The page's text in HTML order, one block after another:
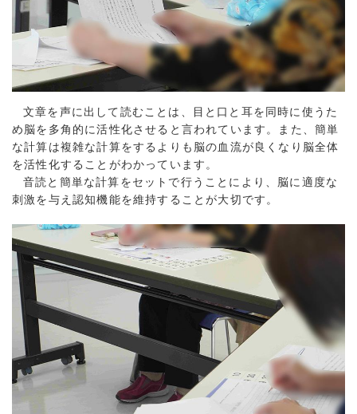
文章を声に出して読むことは、目と口と耳を同時に使うた
め脳を多角的に活性化させると言われています。また、簡単
な計算は複雑な計算をするよりも脳の血流が良くなり脳全体
を活性化することがわかっています。
音読と簡単な計算をセットで行うことにより、脳に適度な
刺激を与え認知機能を維持することが大切です。